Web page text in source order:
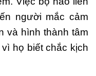
người mắc cảm
và hình thành tâm
họ biết chắc kịch